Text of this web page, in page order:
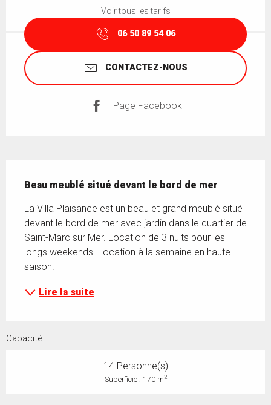
Voir tous les tarifs
06 50 89 54 06
CONTACTEZ-NOUS
Page Facebook
Beau meublé situé devant le bord de mer
La Villa Plaisance est un beau et grand meublé situé
devant le bord de mer avec jardin dans le quartier de
Saint-Marc sur Mer. Location de 3 nuits pour les
longs weekends. Location à la semaine en haute
saison.
Lire la suite
Capacité
14 Personne(s)
Superficie : 170 m2